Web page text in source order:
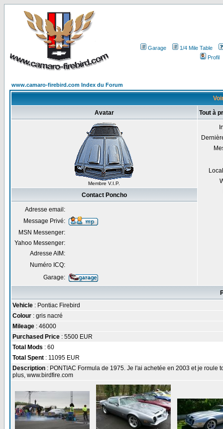
Garage
1/4 Mile Table
Profil
www.camaro-firebird.com Index du Forum
Avatar Tout à
Membre V.I.P.
Contact Poncho
Adresse email:
Message Privé:
MSN Messenger:
Yahoo Messenger:
Adresse AIM:
Numéro ICQ:
Garage:
Vehicle : Pontiac Firebird
Colour : gris nacré
Mileage : 46000
Purchased Price : 5500 EUR
Total Mods : 60
Total Spent : 11095 EUR
Description : PONTIAC Formula de 1975. Je l'ai achetée en 2003 et je
plus, www.birdfire.com